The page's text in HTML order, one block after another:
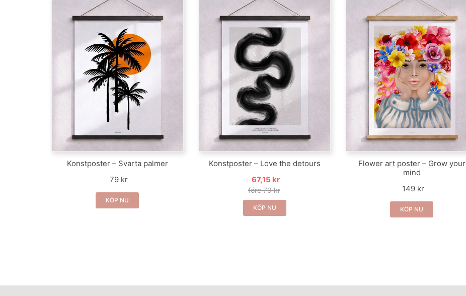
Konstposter – Svarta palmer
79 kr
KÖP NU
Konstposter – Love the detours
67,15 kr
före 79 kr
KÖP NU
Flower art poster – Grow your
mind
149 kr
KÖP NU